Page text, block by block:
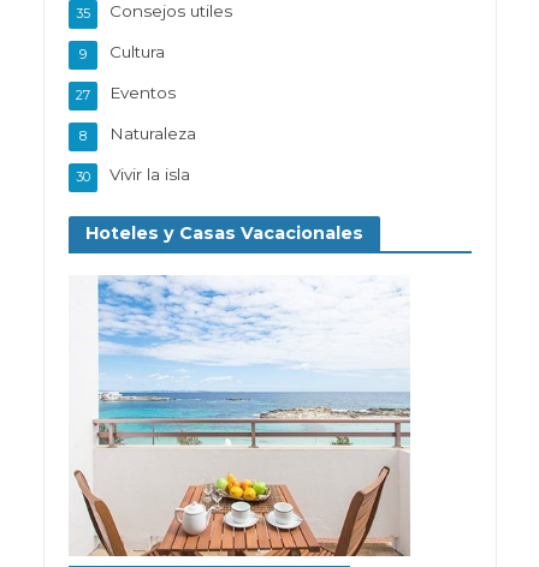
Consejos utiles
35
Cultura
9
Eventos
27
Naturaleza
8
Vivir la isla
30
Hoteles y Casas Vacacionales